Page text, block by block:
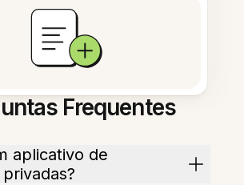
Frequentes
aplicativo de